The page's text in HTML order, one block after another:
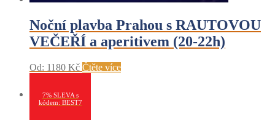
Noční plavba Prahou s RAUTOVOU
VEČEŘÍ a aperitivem (20-22h)
Od: 1180 Kč Čtěte více
7% SLEVA s
kódem: BEST7